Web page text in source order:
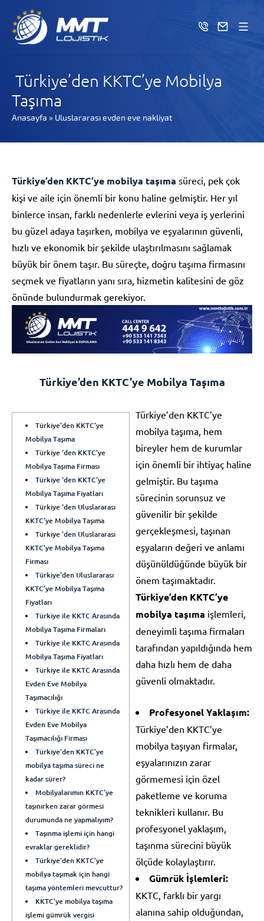
Türkiye’den KKTC’ye Mobilya
Taşıma
Anasayfa » Uluslararası evden eve nakliyat
Türkiye’den KKTC’ye mobilya taşıma süreci, pek çok
kişi ve aile için önemli bir konu haline gelmiştir. Her yıl
binlerce insan, farklı nedenlerle evlerini veya iş yerlerini
bu güzel adaya taşırken, mobilya ve eşyalarının güvenli,
hızlı ve ekonomik bir şekilde ulaştırılmasını sağlamak
büyük bir önem taşır. Bu süreçte, doğru taşıma firmasını
seçmek ve fiyatların yanı sıra, hizmetin kalitesini de göz
önünde bulundurmak gerekiyor.
Türkiye’den KKTC’ye Mobilya Taşıma
Türkiye’den KKTC’ye
Mobilya Taşıma
Türkiye ‘den KKTC’ye
Mobilya Taşıma Firması
Türkiye ‘den KKTC’ye
Mobilya Taşıma Fiyatları
Türkiye ‘den Uluslararası
KKTC’ye Mobilya Taşıma
Türkiye ‘den Uluslararası
KKTC’ye Mobilya Taşıma
Firması
Türkiye’den Uluslararası
KKTC’ye Mobilya Taşıma
Fiyatları
Türkiye ile KKTC Arasında
Mobilya Taşıma Firmaları
Türkiye ile KKTC Arasında
Mobilya Taşıma Fiyatları
Türkiye ile KKTC Arasında
Evden Eve Mobilya
Taşımacılığı
Türkiye ile KKTC Arasında
Evden Eve Mobilya
Taşımacılığı Firması
Türkiye’den KKTC’ye
mobilya taşıma süreci ne
kadar sürer?
Mobilyalarımın KKTC’ye
taşınırken zarar görmesi
durumunda ne yapmalıyım?
Taşınma işlemi için hangi
evraklar gereklidir?
Türkiye’den KKTC’ye
mobilya taşımak için hangi
taşıma yöntemleri mevcuttur?
KKTC’ye mobilya taşıma
işlemi gümrük vergisi
Türkiye’den KKTC’ye
mobilya taşıma, hem
bireyler hem de kurumlar
için önemli bir ihtiyaç haline
gelmiştir. Bu taşıma
sürecinin sorunsuz ve
güvenilir bir şekilde
gerçekleşmesi, taşınan
eşyaların değeri ve anlamı
düşünüldüğünde büyük bir
önem taşımaktadır.
Türkiye’den KKTC’ye
mobilya taşıma işlemleri,
deneyimli taşıma firmaları
tarafından yapıldığında hem
daha hızlı hem de daha
güvenli olmaktadır.
Profesyonel Yaklaşım:
Türkiye’den KKTC’ye
mobilya taşıyan firmalar,
eşyalarınızın zarar
görmemesi için özel
paketleme ve koruma
teknikleri kullanır. Bu
profesyonel yaklaşım,
taşınma sürecini büyük
ölçüde kolaylaştırır.
Gümrük İşlemleri:
KKTC, farklı bir yargı
alanına sahip olduğundan,